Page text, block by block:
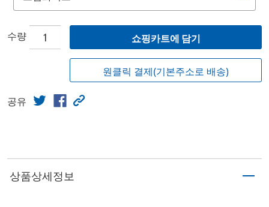
수량 쇼핑카트에 담기
원클릭 결제(기본주소로 배송)
공유
상품상세정보